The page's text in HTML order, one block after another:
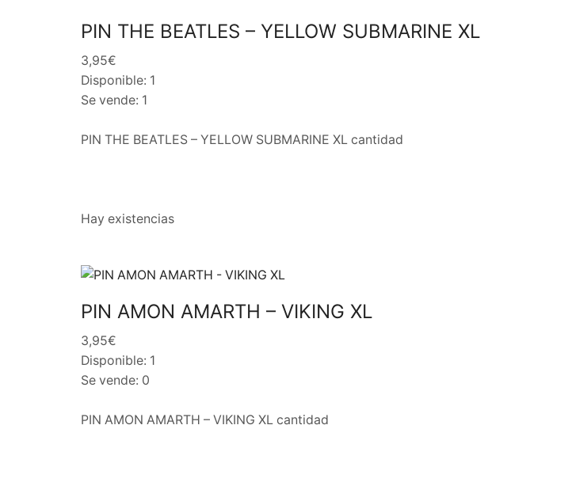
PIN THE BEATLES – YELLOW SUBMARINE XL
3,95€
Disponible: 1
Se vende: 1
PIN THE BEATLES – YELLOW SUBMARINE XL cantidad
Hay existencias
PIN AMON AMARTH – VIKING XL
3,95€
Disponible: 1
Se vende: 0
PIN AMON AMARTH – VIKING XL cantidad